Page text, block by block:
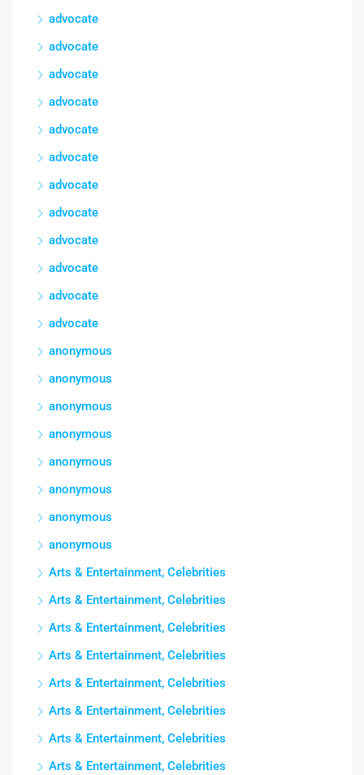
advocate
advocate
advocate
advocate
advocate
advocate
advocate
advocate
advocate
advocate
advocate
advocate
anonymous
anonymous
anonymous
anonymous
anonymous
anonymous
anonymous
anonymous
Arts & Entertainment, Celebrities
Arts & Entertainment, Celebrities
Arts & Entertainment, Celebrities
Arts & Entertainment, Celebrities
Arts & Entertainment, Celebrities
Arts & Entertainment, Celebrities
Arts & Entertainment, Celebrities
Arts & Entertainment, Celebrities